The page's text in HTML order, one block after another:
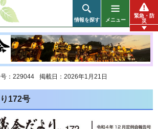
情報を探す メニュー
緊急・防
災
：229044 掲載日：2026年1月21日
172号